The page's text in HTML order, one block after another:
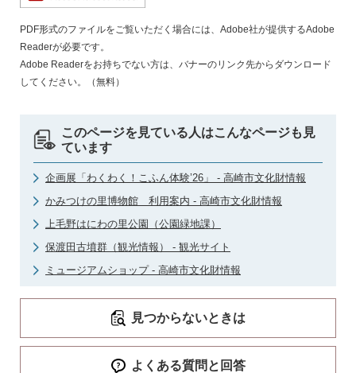
PDF形式のファイルをご覧いただく場合には、Adobe社が提供するAdobe
Readerが必要です。
Adobe Readerをお持ちでない方は、バナーのリンク先からダウンロード
してください。（無料）
このページを見ている人はこんなページも見
ています
企画展「わくわく！こふん体験’26」 - 高崎市文化財情報
かみつけの里博物館 利用案内 - 高崎市文化財情報
上毛野はにわの里公園（公園緑地課）
保渡田古墳群（観光情報） - 観光サイト
ミュージアムショップ - 高崎市文化財情報
見つからないときは
よくある質問と回答